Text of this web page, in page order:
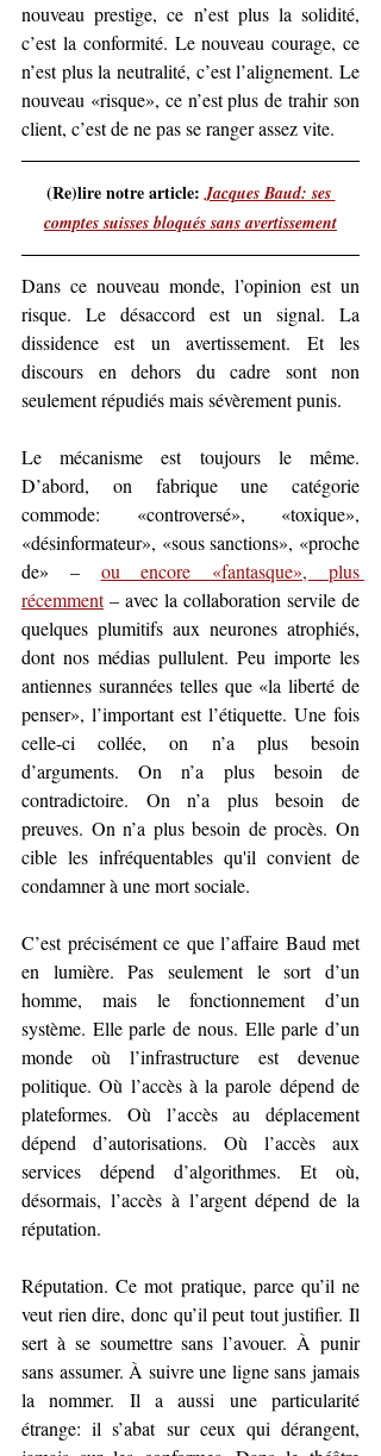
nouveau prestige, ce n’est plus la solidité,
c’est la conformité. Le nouveau courage, ce
n’est plus la neutralité, c’est l’alignement. Le
nouveau «risque», ce n’est plus de trahir son
client, c’est de ne pas se ranger assez vite.
(Re)lire notre article: Jacques Baud: ses
comptes suisses bloqués sans avertissement
Dans ce nouveau monde, l’opinion est un
risque. Le désaccord est un signal. La
dissidence est un avertissement. Et les
discours en dehors du cadre sont non
seulement répudiés mais sévèrement punis.
Le mécanisme est toujours le même.
D’abord, on fabrique une catégorie
commode: «controversé», «toxique»,
«désinformateur», «sous sanctions», «proche
de» – ou encore «fantasque», plus
récemment – avec la collaboration servile de
quelques plumitifs aux neurones atrophiés,
dont nos médias pullulent. Peu importe les
antiennes surannées telles que «la liberté de
penser», l’important est l’étiquette. Une fois
celle-ci collée, on n’a plus besoin
d’arguments. On n’a plus besoin de
contradictoire. On n’a plus besoin de
preuves. On n’a plus besoin de procès. On
cible les infréquentables qu'il convient de
condamner à une mort sociale.
C’est précisément ce que l’affaire Baud met
en lumière. Pas seulement le sort d’un
homme, mais le fonctionnement d’un
système. Elle parle de nous. Elle parle d’un
monde où l’infrastructure est devenue
politique. Où l’accès à la parole dépend de
plateformes. Où l’accès au déplacement
dépend d’autorisations. Où l’accès aux
services dépend d’algorithmes. Et où,
désormais, l’accès à l’argent dépend de la
réputation.
Réputation. Ce mot pratique, parce qu’il ne
veut rien dire, donc qu’il peut tout justifier. Il
sert à se soumettre sans l’avouer. À punir
sans assumer. À suivre une ligne sans jamais
la nommer. Il a aussi une particularité
étrange: il s’abat sur ceux qui dérangent,